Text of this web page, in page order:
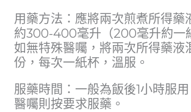
用藥方法：應將兩次煎煮所得藥
約300-400毫升（200毫升約一
如無特殊醫囑，將兩次所得藥液
份，每次一紙杯，溫服。
服藥時間：一般為飯後1小時服
醫囑則按要求服藥。